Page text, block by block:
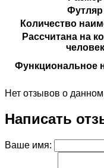
Футляр
Количество
Рассчитана на
человек
Функциональное
Нет отзывов о
Написать
Ваше имя: